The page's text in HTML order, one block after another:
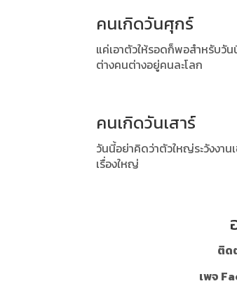
คนเกิดวันศุกร์
แค่เอาตัวให้รอดก็พอสำหรับวั
ต่างคนต่างอยู่คนละโลก
คนเกิดวันเสาร์
วันนี้อย่าคิดว่าตัวใหญ่ระวังงา
เรื่องใหญ่
ติด
เพจ